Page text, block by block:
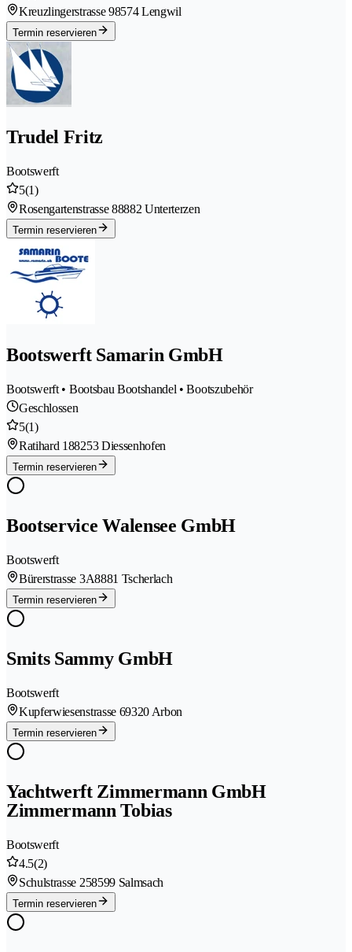
Kreuzlingerstrasse 98574 Lengwil
Termin reservieren
Trudel Fritz
Bootswerft
5(1)
Rosengartenstrasse 88882 Unterterzen
Termin reservieren
Bootswerft Samarin GmbH
Bootswerft • Bootsbau Bootshandel • Bootszubehör
Geschlossen
5(1)
Ratihard 188253 Diessenhofen
Termin reservieren
Bootservice Walensee GmbH
Bootswerft
Bürerstrasse 3A8881 Tscherlach
Termin reservieren
Smits Sammy GmbH
Bootswerft
Kupferwiesenstrasse 69320 Arbon
Termin reservieren
Yachtwerft Zimmermann GmbH
Zimmermann Tobias
Bootswerft
4.5(2)
Schulstrasse 258599 Salmsach
Termin reservieren